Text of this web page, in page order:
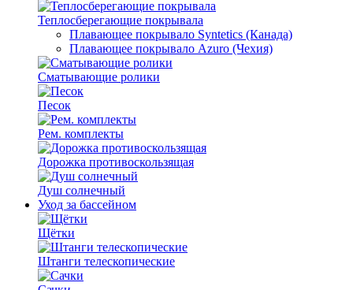
Теплосберегающие покрывала
Плавающее покрывало Syntetics (Канада)
Плавающее покрывало Azuro (Чехия)
Сматывающие ролики
Песок
Рем. комплекты
Дорожка противоскользящая
Душ солнечный
Уход за бассейном
Щётки
Штанги телескопические